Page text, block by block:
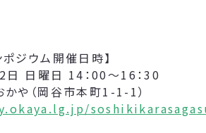
ポジウム開催日時】
日 日曜日 14：00～16：30
かや（岡谷市本町1-1-1）